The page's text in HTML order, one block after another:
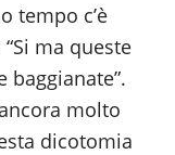
tempo c’è
ma queste
baggianate”.
molto
dicotomia